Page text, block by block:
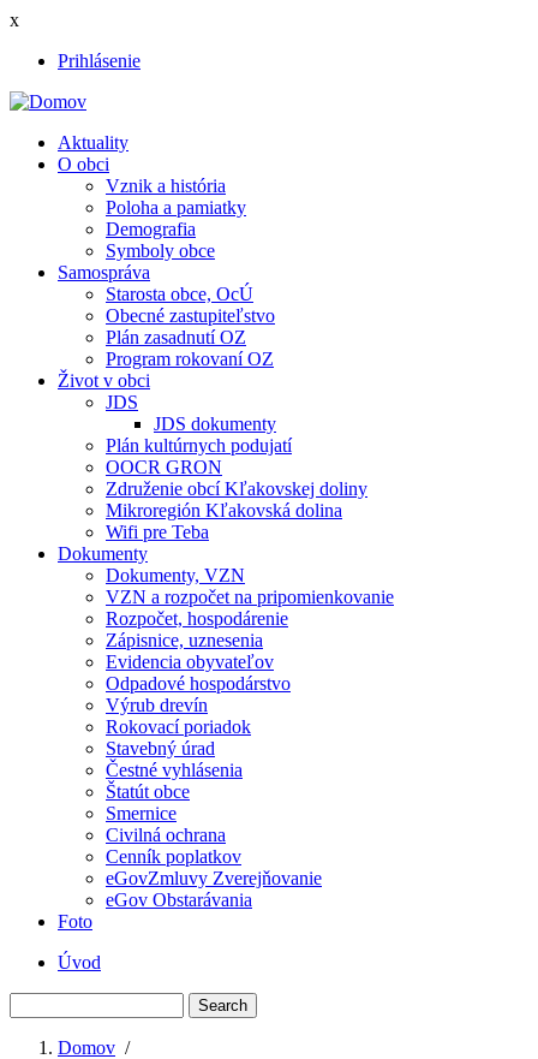
Skočiť
hlavný
x
User
menu
Prihlásenie
Main
navigation
Aktuality
O obci
Vznik a história
Poloha a pamiatky
Demografia
Symboly obce
Samospráva
Starosta obce, OcÚ
Obecné zastupiteľstvo
Plán zasadnutí OZ
Program rokovaní OZ
Život v obci
JDS
JDS dokumenty
Plán kultúrnych podujatí
OOCR GRON
Združenie obcí Kľakovskej doliny
Mikroregión Kľakovská dolina
Wifi pre Teba
Dokumenty
Dokumenty, VZN
VZN a rozpočet na pripomienkovanie
Rozpočet, hospodárenie
Zápisnice, uznesenia
Evidencia obyvateľov
Odpadové hospodárstvo
Výrub drevín
Rokovací poriadok
Stavebný úrad
Čestné vyhlásenia
Štatút obce
Smernice
Civilná ochrana
Cenník poplatkov
eGovZmluvy Zverejňovanie
eGov Obstarávania
Foto
Menu
second
Úvod
Domov /